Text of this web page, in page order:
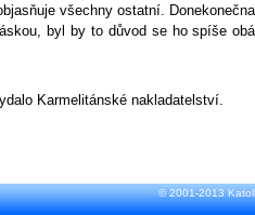
všechny ostatní.
byl by to důvod se ho spíše
Karmelitánské nakladatelství.
© 2001-2013